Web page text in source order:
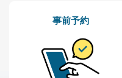
事前予約